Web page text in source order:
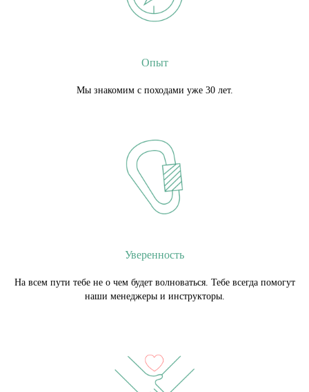
Опыт
Мы знакомим с походами уже 30 лет.
Уверенность
На всем пути тебе не о чем будет волноваться. Тебе всегда помогут
наши менеджеры и инструкторы.